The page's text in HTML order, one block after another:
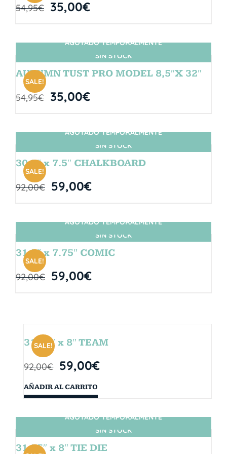
54,95€ 35,00€
SIN STOCK
SALE!
AGOTADO TEMPORALMENTE
AUTUMN TUST PRO MODEL 8,5″X 32″
54,95€ 35,00€
SIN STOCK
SALE!
AGOTADO TEMPORALMENTE
30.5″ x 7.5″ CHALKBOARD
92,00€ 59,00€
SIN STOCK
SALE!
AGOTADO TEMPORALMENTE
31.5″ x 7.75″ COMIC
92,00€ 59,00€
SALE!
31.75″ x 8″ TEAM
92,00€ 59,00€
AÑADIR AL CARRITO
SIN STOCK
AGOTADO TEMPORALMENTE
31.75″ x 8″ TIE DIE